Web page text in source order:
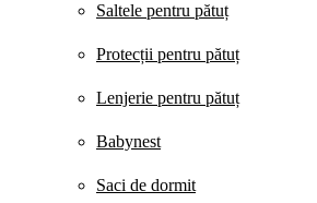
Saltele pentru pătuț
Protecții pentru pătuț
Lenjerie pentru pătuț
Babynest
Saci de dormit